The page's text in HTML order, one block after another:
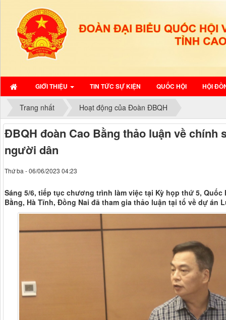
GIỚI THIỆU TIN TỨC SỰ KIỆN QUỐC HỘI HỘI
Trang nhất Hoạt động của Đoàn ĐBQH
ĐBQH đoàn Cao Bằng thảo luận về chính
người dân
Thứ ba - 06/06/2023 04:23
Sáng 5/6, tiếp tục chương trình làm việc tại Kỳ họp thứ 5, Quốc
Bằng, Hà Tĩnh, Đồng Nai đã tham gia thảo luận tại tổ về dự án